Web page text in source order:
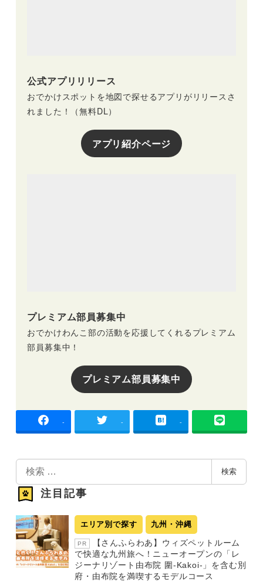
公式アプリリリース
おでかけスポットを地図で探せるアプリがリリースさ
れました！（無料DL）
アプリ紹介ページ
プレミアム部員募集中
おでかけわんこ部の活動を応援してくれるプレミアム
部員募集中！
プレミアム部員募集中
- - -
検
索
検索
注目記事
エリア別で探す 九州・沖縄
PR
【さんふらわあ】ウィズペットルーム
で快適な九州旅へ！ニューオープンの「レ
ジーナリゾート由布院 圍-Kakoi-」を含む別
府・由布院を満喫するモデルコース